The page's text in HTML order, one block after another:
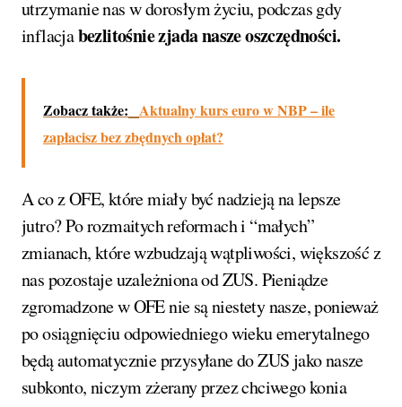
utrzymanie nas w dorosłym życiu, podczas gdy
inflacjabezlitośnie zjada nasze oszczędności.
Zobacz także: Aktualny kurs euro w NBP – ile
zapłacisz bez zbędnych opłat?
A co z OFE, które miały być nadzieją na lepsze
jutro? Po rozmaitych reformach i “małych”
zmianach, które wzbudzają wątpliwości, większość z
nas pozostaje uzależniona od ZUS. Pieniądze
zgromadzone w OFE nie są niestety nasze, ponieważ
po osiągnięciu odpowiedniego wieku emerytalnego
będą automatycznie przysyłane do ZUS jako nasze
subkonto, niczym zżerany przez chciwego konia